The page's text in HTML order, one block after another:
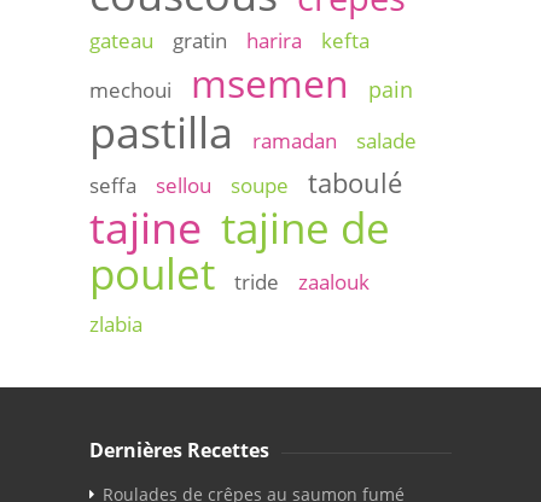
gateau gratin harira
kefta
mechoui
msemen pain
pastilla ramadan
salade
seffa
sellou soupe taboulé
tajine tajine de
poulet
tride
zaalouk
zlabia
Dernières Recettes
Roulades de crêpes au saumon fumé